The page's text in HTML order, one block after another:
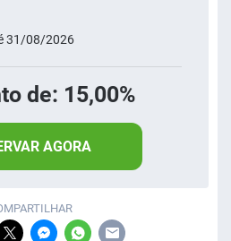
31/08/2026
de: 15,00%
AGORA